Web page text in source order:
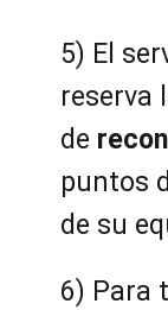
5) El
reserva
de
puntos
de su
6) Para